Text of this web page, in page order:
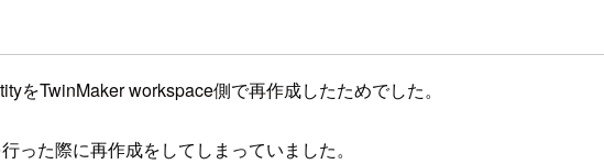
をTwinMaker workspace側で再作成したためでした。
った際に再作成をしてしまっていました。